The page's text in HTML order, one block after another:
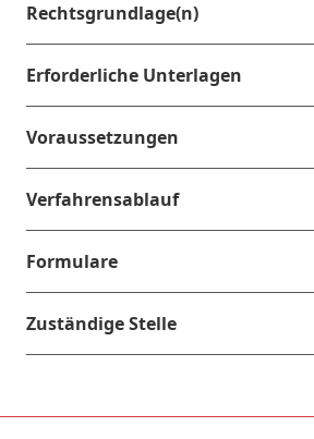
Rechtsgrundlage(n)
Erforderliche Unterlagen
Voraussetzungen
Verfahrensablauf
Formulare
Zuständige Stelle